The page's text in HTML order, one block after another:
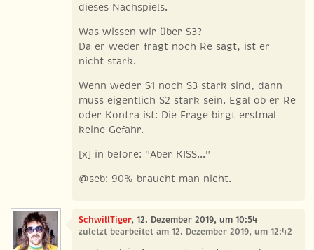
dieses Nachspiels.
Was wissen wir über S3?
Da er weder fragt noch Re sagt, ist er
nicht stark.
Wenn weder S1 noch S3 stark sind, dann
muss eigentlich S2 stark sein. Egal ob er Re
oder Kontra ist: Die Frage birgt erstmal
keine Gefahr.
[x] in before: "Aber KISS..."
@seb: 90% braucht man nicht.
SchwillTiger, 12. Dezember 2019, um 10:54
zuletzt bearbeitet am 12. Dezember 2019, um 12:42